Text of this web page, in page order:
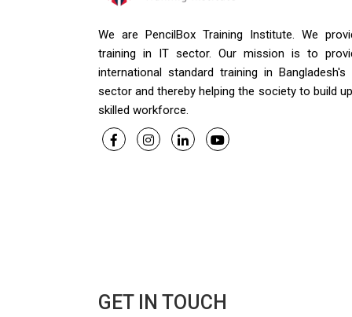
We are PencilBox Training Institute. We
training in IT sector. Our mission is to
international standard training in Bangladesh's
sector and thereby helping the society to build
skilled workforce.
GET IN TOUCH